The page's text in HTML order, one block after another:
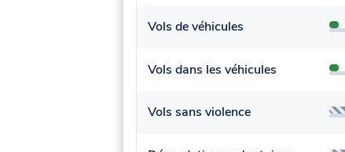
Vols de véhicules
Vols dans les véhicules
Vols sans violence